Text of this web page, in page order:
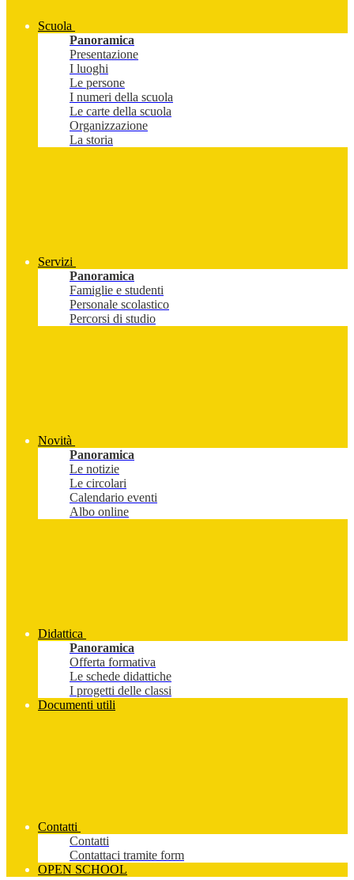
Scuola
Panoramica
Presentazione
I luoghi
Le persone
I numeri della scuola
Le carte della scuola
Organizzazione
La storia
Servizi
Panoramica
Famiglie e studenti
Personale scolastico
Percorsi di studio
Novità
Panoramica
Le notizie
Le circolari
Calendario eventi
Albo online
Didattica
Panoramica
Offerta formativa
Le schede didattiche
I progetti delle classi
Documenti utili
Contatti
Contatti
Contattaci tramite form
OPEN SCHOOL